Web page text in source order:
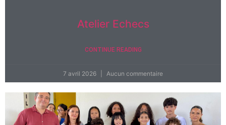
Atelier Echecs
CONTINUE READING
7 avril 2026 Aucun commentaire